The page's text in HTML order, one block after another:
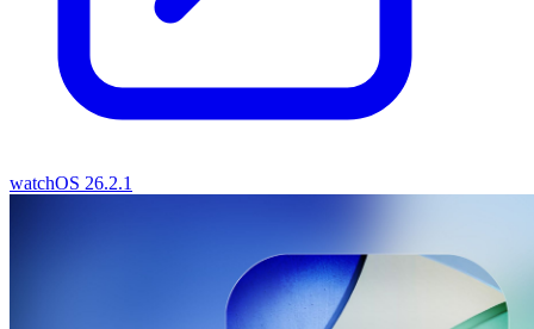
watchOS 26.2.1